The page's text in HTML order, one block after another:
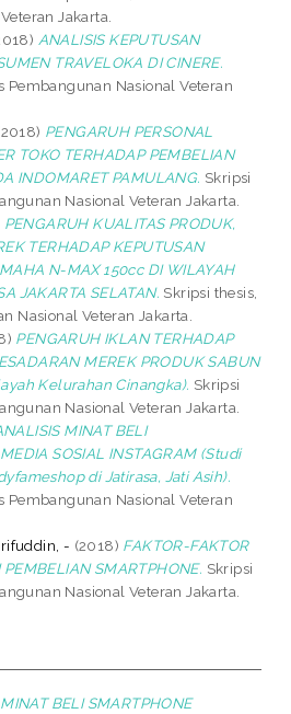
Jakarta.
ANALISIS KEPUTUSAN
TRAVELOKA DI CINERE.
Pembangunan Nasional Veteran
PENGARUH PERSONAL
TOKO TERHADAP PEMBELIAN
INDOMARET PAMULANG. Skripsi
Nasional Veteran Jakarta.
PENGARUH KUALITAS PRODUK,
TERHADAP KEPUTUSAN
N-MAX 150cc DI WILAYAH
JAKARTA SELATAN. Skripsi thesis,
Nasional Veteran Jakarta.
PENGARUH IKLAN TERHADAP
MEREK PRODUK SABUN
Kelurahan Cinangka). Skripsi
Nasional Veteran Jakarta.
MINAT BELI
SOSIAL INSTAGRAM (Studi
di Jatirasa, Jati Asih).
Pembangunan Nasional Veteran
- (2018) FAKTOR-FAKTOR
SMARTPHONE. Skripsi
Nasional Veteran Jakarta.
MINAT BELI SMARTPHONE